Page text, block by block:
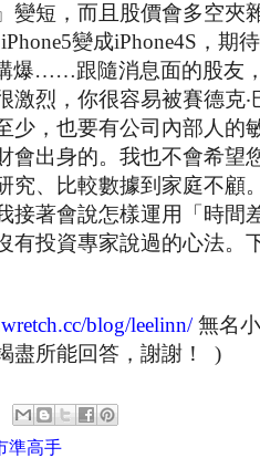
變短，而且股價會多空夾
iPhone5變成iPhone4S ，期
爆……跟隨消息面的股友
激烈，你很容易被賽德
，也要有公司內部人的
會出身的。我也不會希望
、比較數據到家庭不顧。
接著會說怎樣運用「時間
有投資專家說過的心法。
blog/leelinn/無名
盡所能回答，謝謝！ )
準高手